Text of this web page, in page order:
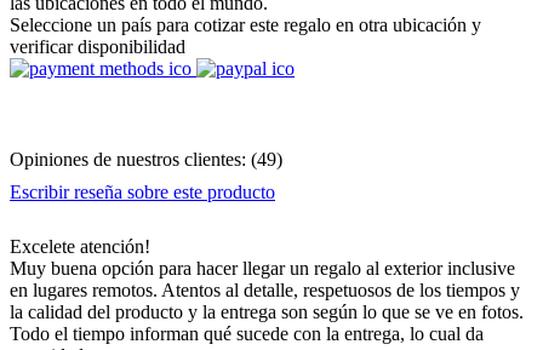
Seleccione un país para cotizar este regalo en otra ubicación y
verificar disponibilidad
Opiniones de nuestros clientes: (49)
Escribir reseña sobre este producto
Excelete atención!
Muy buena opción para hacer llegar un regalo al exterior inclusive
en lugares remotos. Atentos al detalle, respetuosos de los tiempos y
la calidad del producto y la entrega son según lo que se ve en fotos.
Todo el tiempo informan qué sucede con la entrega, lo cual da